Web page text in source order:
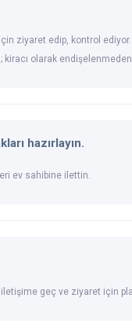
ziyaret edip, kontrol
kiracı olarak
hazırlayın.
ev sahibine ilettin.
geç ve ziyaret için